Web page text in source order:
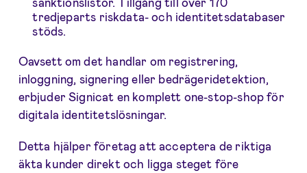
tredjeparts riskdata- och identitetsdatabaser
stöds.
Oavsett om det handlar om registrering,
inloggning, signering eller bedrägeridetektion,
erbjuder Signicat en komplett one-stop-shop för
digitala identitetslösningar.
Detta hjälper företag att acceptera de riktiga
äkta kunder direkt och ligga steget före